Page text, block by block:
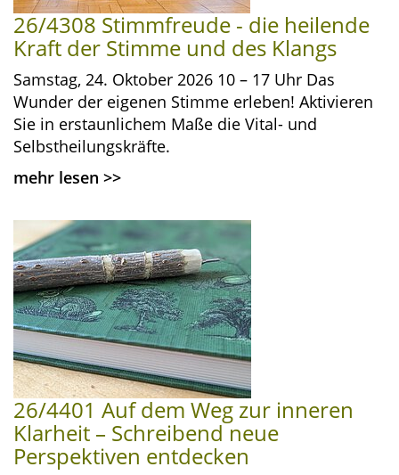
26/4308 Stimmfreude - die heilende
Kraft der Stimme und des Klangs
Samstag, 24. Oktober 2026 10 – 17 Uhr Das
Wunder der eigenen Stimme erleben! Aktivieren
Sie in erstaunlichem Maße die Vital- und
Selbstheilungskräfte.
mehr lesen >>
26/4401 Auf dem Weg zur inneren
Klarheit – Schreibend neue
Perspektiven entdecken